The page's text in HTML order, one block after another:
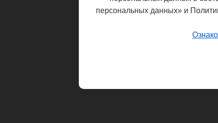
персональных данных» и